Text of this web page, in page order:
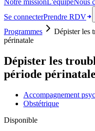
Notre missionL'équipeNous
Se connecterPrendre RDV
Programmes
Dépister les
périnatale
Dépister les
période périnatale
Accompagnement
Obstétrique
Disponible